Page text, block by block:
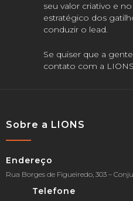
seu valor criativo e
estratégico dos
conduzir o lead.
Se quiser que a
contato com a
Sobre a LIONS
Endereço
Rua Borges de Figueiredo, 303 –
Telefone